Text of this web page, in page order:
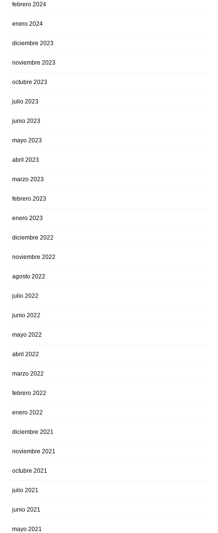
febrero 2024
enero 2024
diciembre 2023
noviembre 2023
octubre 2023
julio 2023
junio 2023
mayo 2023
abril 2023
marzo 2023
febrero 2023
enero 2023
diciembre 2022
noviembre 2022
agosto 2022
julio 2022
junio 2022
mayo 2022
abril 2022
marzo 2022
febrero 2022
enero 2022
diciembre 2021
noviembre 2021
octubre 2021
julio 2021
junio 2021
mayo 2021